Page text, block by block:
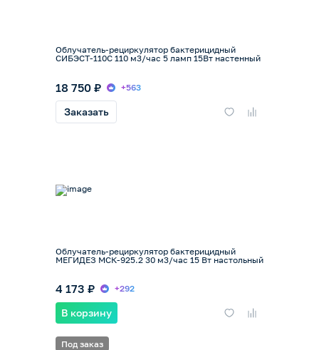
Облучатель-рециркулятор бактерицидный
СИБЭСТ-110С 110 м3/час 5 ламп 15Вт настенный
18 750 ₽ +563
Заказать
Облучатель-рециркулятор бактерицидный
МЕГИДЕЗ МСК-925.2 30 м3/час 15 Вт настольный
4 173 ₽ +292
В корзину
Под заказ